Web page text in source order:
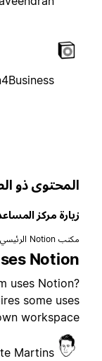
ذو الصلة
مركز المساعدة
uses
uses
some
own
Nate Martins